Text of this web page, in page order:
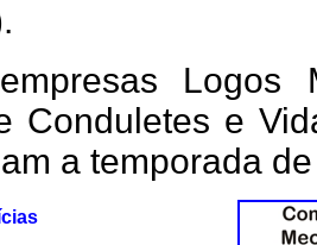
Logos
Conduletes e
a temporada